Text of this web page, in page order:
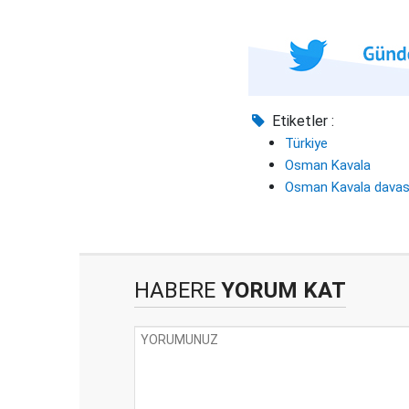
Etiketler :
Türkiye
Osman Kavala
Osman Kavala
HABERE YORUM KAT